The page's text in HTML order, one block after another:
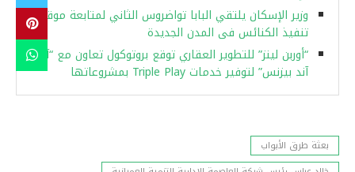
وزير الإسكان يلتقي البابا تواضروس الثاني لمتابعة موقف
تنفيذ الكنائس فى المدن الجديدة
“أوربن لينز” للتطوير العقاري توقع بروتوكول تعاون مع “آى
آند بيزنس” لتوفير خدمات Triple Play بمشروعاتها
بعثة طرق الأبواب